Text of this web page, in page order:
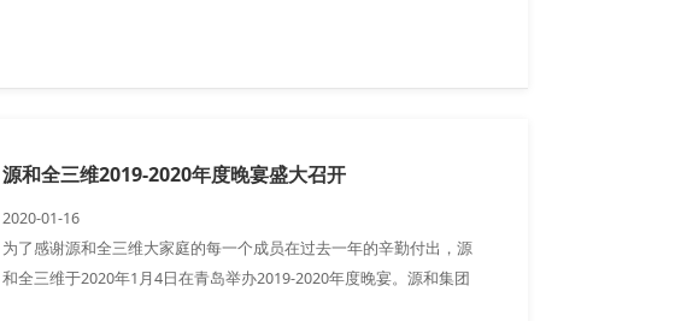
源和全三维2019-2020年度晚宴盛大召开
2020-01-16
为了感谢源和全三维大家庭的每一个成员在过去一年的辛勤付出，源
和全三维于2020年1月4日在青岛举办2019-2020年度晚宴。源和集团